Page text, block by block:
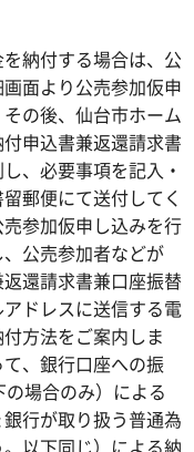
納付する場合は、公
面より公売参加仮申
の後、仙台市ホーム
申込書兼返還請求書
、必要事項を記入・
郵便にて送付してく
参加仮申し込みを行
公売参加者などが
返還請求書兼口座振替
ドレスに送信する電
方法をご案内しま
、銀行口座への振
場合のみ）による
行が取り扱う普通為
以下同じ）による納